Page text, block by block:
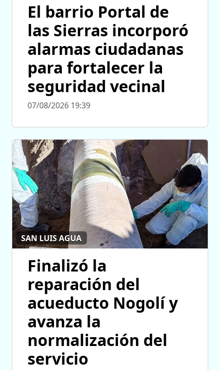
El barrio Portal de
las Sierras incorporó
alarmas ciudadanas
para fortalecer la
seguridad vecinal
07/08/2026 19:39
SAN LUIS AGUA
Finalizó la
reparación del
acueducto Nogolí y
avanza la
normalización del
servicio